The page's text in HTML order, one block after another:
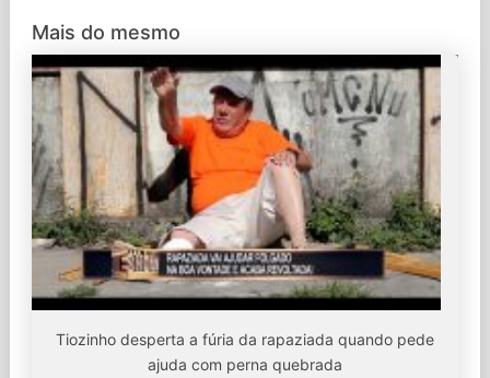
Mais do mesmo
Tiozinho desperta a fúria da rapaziada quando pede
ajuda com perna quebrada